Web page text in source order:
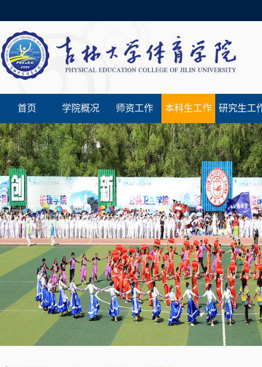
首页 学院概况 师资工作 本科生工作 研究生工